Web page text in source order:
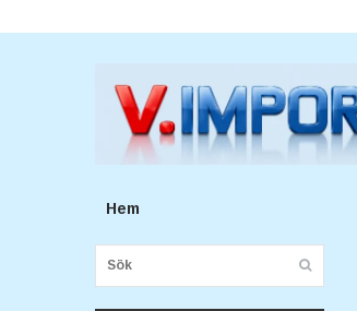
Hem